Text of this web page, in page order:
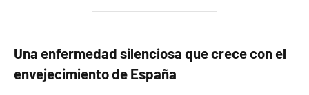
Una enfermedad silenciosa que crece con el
envejecimiento de España